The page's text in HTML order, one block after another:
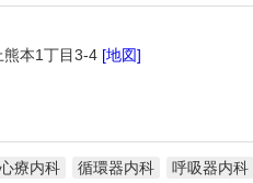
熊本1丁目3-4 [地図]
心療内科 循環器内科 呼吸器内科